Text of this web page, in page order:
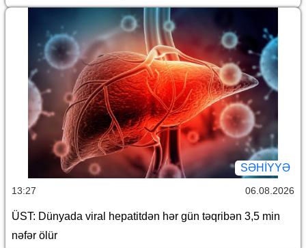
SƏHIYYƏ
13:27 06.08.2026
ÜST: Dünyada viral hepatitdən hər gün təqribən 3,5 min
nəfər ölür